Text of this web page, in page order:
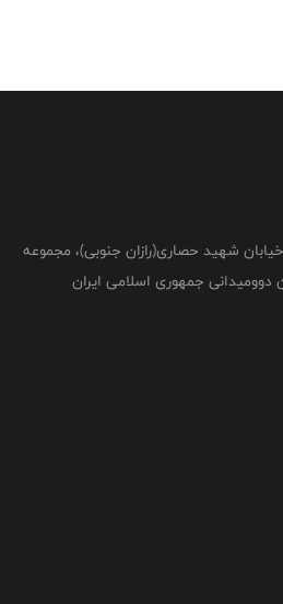
خیابان شهید حصاری(رازان جنوبی)، مجموعه
جمهوری اسلامی ایران